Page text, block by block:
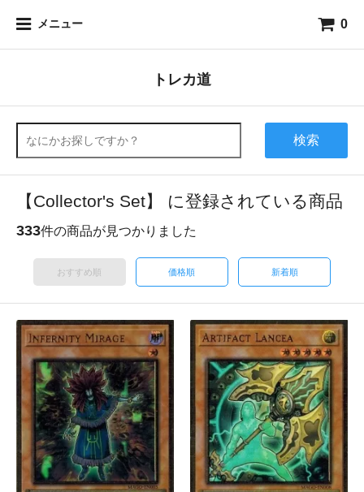
メニュー 0
トレカ道
検索
【Collector's Set】 に登録されている商品
333件の商品が見つかりました
おすすめ順 価格順 新着順